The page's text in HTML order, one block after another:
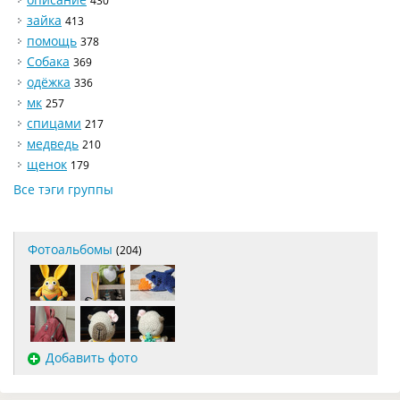
зайка 413
помощь 378
Собака 369
одёжка 336
мк 257
спицами 217
медведь 210
щенок 179
Все тэги группы
Фотоальбомы (204)
Добавить фото